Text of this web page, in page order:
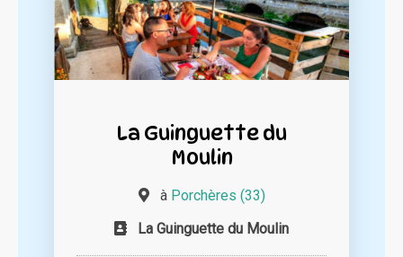
La Guinguette du
Moulin
à Porchères (33)
La Guinguette du Moulin